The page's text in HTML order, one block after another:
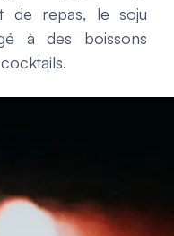
de repas, le soju
à des boissons